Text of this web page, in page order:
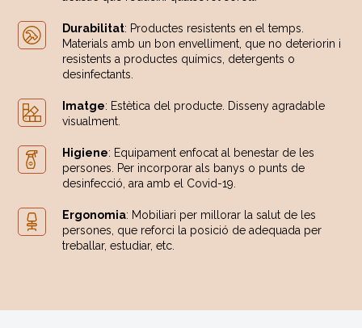
Durabilitat: Productes resistents en el temps.
Materials amb un bon envelliment, que no deteriorin i
resistents a productes químics, detergents o
desinfectants.
Imatge: Estètica del producte. Disseny agradable
visualment.
Higiene: Equipament enfocat al benestar de les
persones. Per incorporar als banys o punts de
desinfecció, ara amb el Covid-19.
Ergonomia: Mobiliari per millorar la salut de les
persones, que reforci la posició de adequada per
treballar, estudiar, etc.